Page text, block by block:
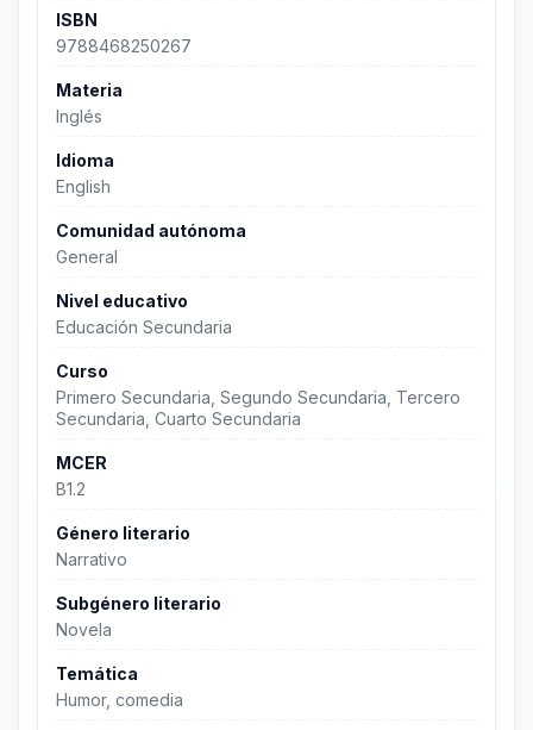
ISBN
9788468250267
Materia
Inglés
Idioma
English
Comunidad autónoma
General
Nivel educativo
Educación Secundaria
Curso
Primero Secundaria, Segundo Secundaria, Tercero
Secundaria, Cuarto Secundaria
MCER
B1.2
Género literario
Narrativo
Subgénero literario
Novela
Temática
Humor, comedia